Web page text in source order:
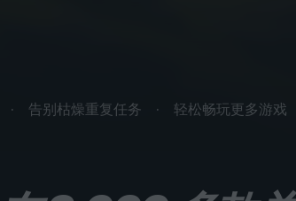
告别枯燥重复任务 轻松畅玩更多游戏